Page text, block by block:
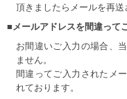
頂きましたらメールを再送
■メールアドレスを間違って
お間違いご入力の場合、
ません。
間違ってご入力されたメ
れております。